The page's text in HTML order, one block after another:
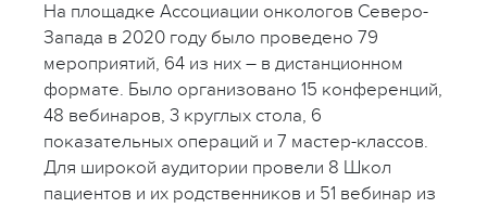
На площадке Ассоциации онкологов Северо-
Запада в 2020 году было проведено 79
мероприятий, 64 из них – в дистанционном
формате. Было организовано 15 конференций,
48 вебинаров, 3 круглых стола, 6
показательных операций и 7 мастер-классов.
Для широкой аудитории провели 8 Школ
пациентов и их родственников и 51 вебинар из